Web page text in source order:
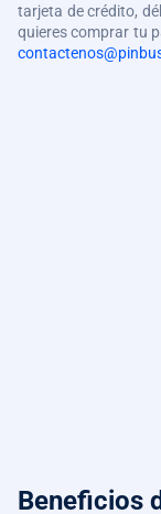
tarjeta de crédito,
quieres comprar tu
Beneficios